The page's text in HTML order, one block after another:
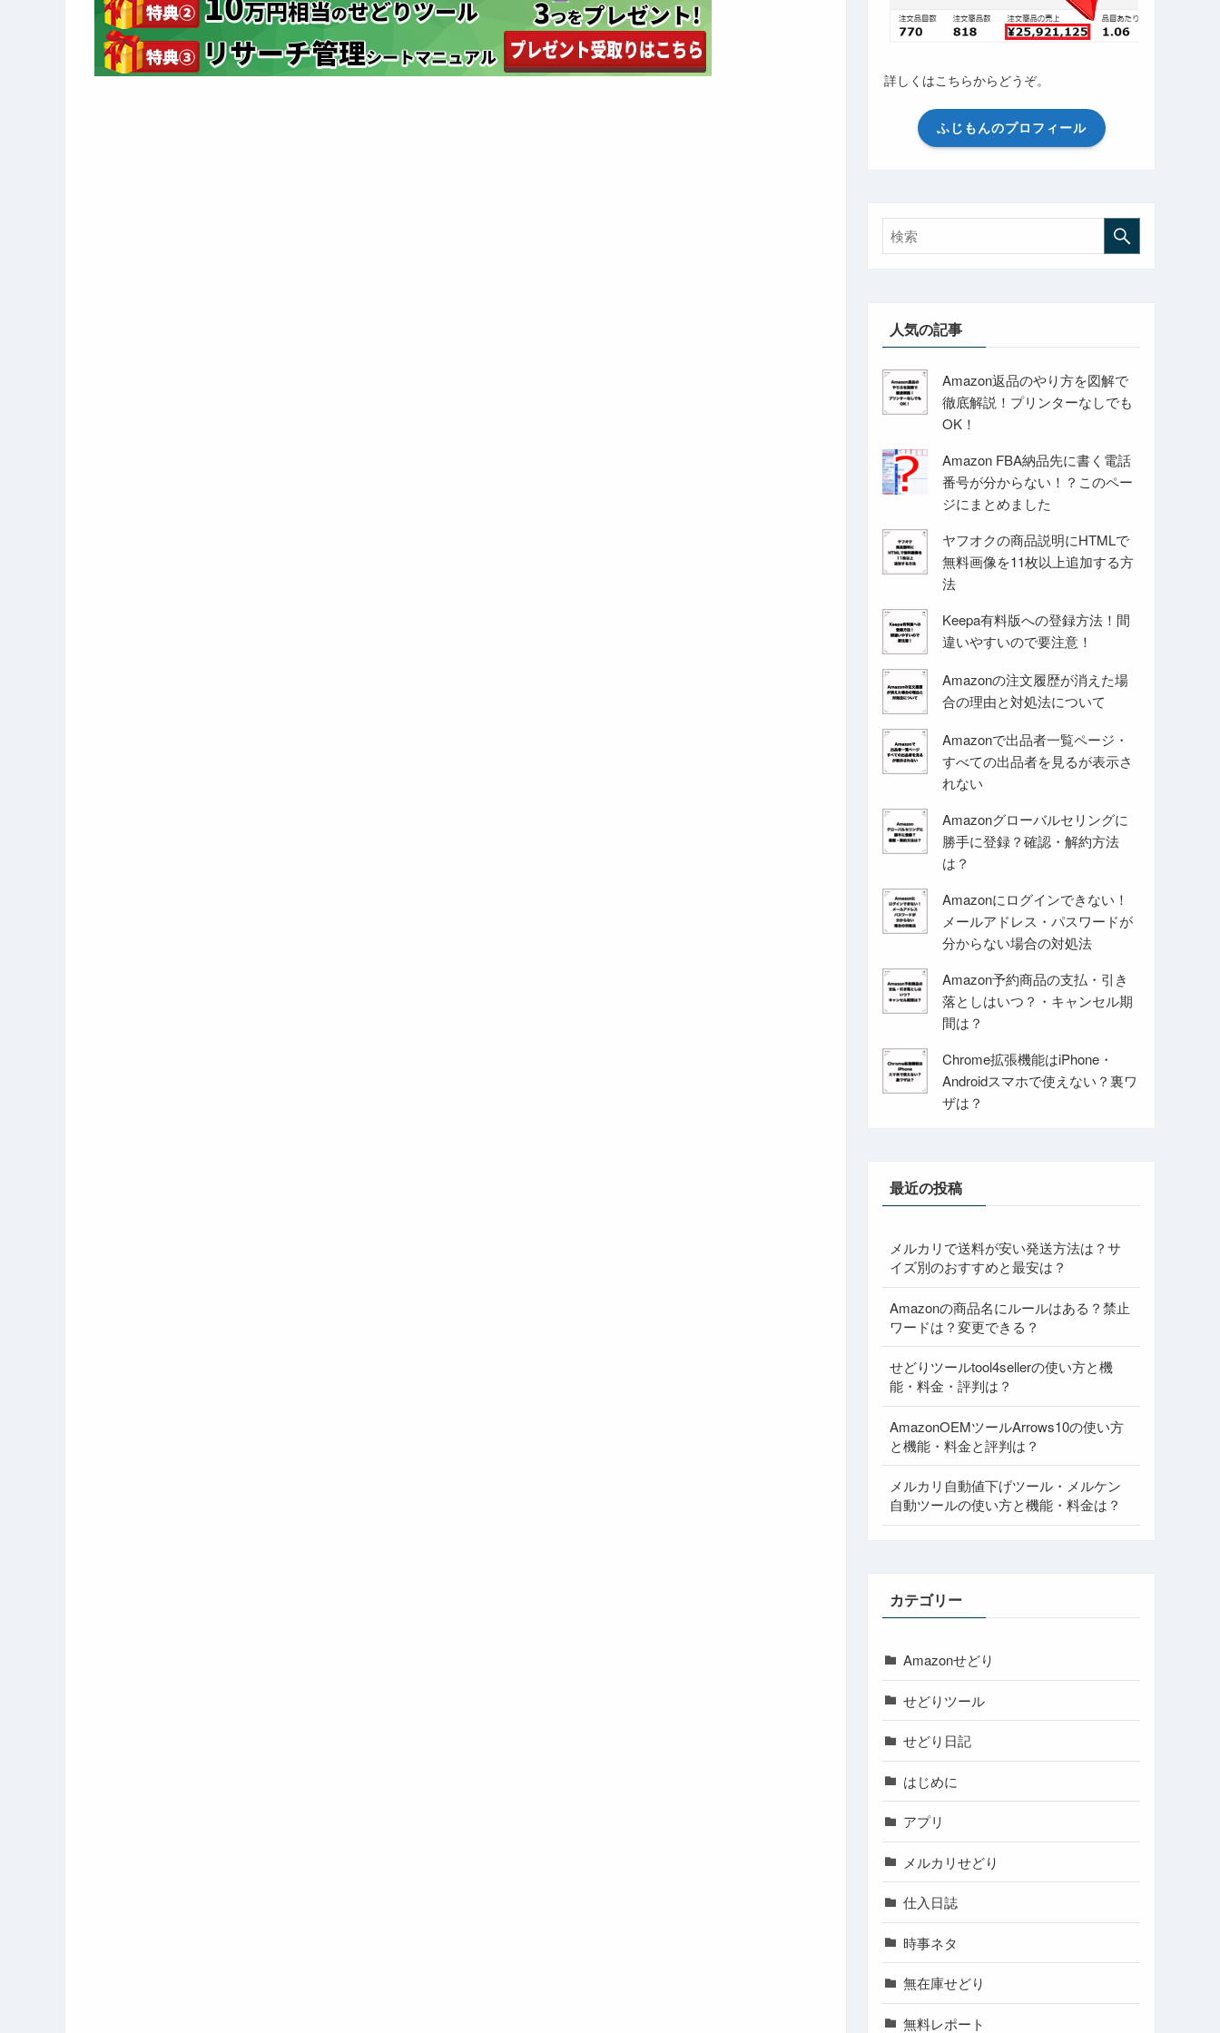
詳しくはこちらからどうぞ。
ふじもんのプロフィール
人気の記事
Amazon返品のやり方を図解で
徹底解説！プリンターなしでも
OK！
Amazon FBA納品先に書く電話
番号が分からない！？このペー
ジにまとめました
ヤフオクの商品説明にHTMLで
無料画像を11枚以上追加する方
法
Keepa有料版への登録方法！間
違いやすいので要注意！
Amazonの注文履歴が消えた場
合の理由と対処法について
Amazonで出品者一覧ページ・
すべての出品者を見るが表示さ
れない
Amazonグローバルセリングに
勝手に登録？確認・解約方法
は？
Amazonにログインできない！
メールアドレス・パスワードが
分からない場合の対処法
Amazon予約商品の支払・引き
落としはいつ？・キャンセル期
間は？
Chrome拡張機能はiPhone・
Androidスマホで使えない？裏ワ
ザは？
最近の投稿
メルカリで送料が安い発送方法は？サ
イズ別のおすすめと最安は？
Amazonの商品名にルールはある？禁止
ワードは？変更できる？
せどりツールtool4sellerの使い方と機
能・料金・評判は？
AmazonOEMツールArrows10の使い方
と機能・料金と評判は？
メルカリ自動値下げツール・メルケン
自動ツールの使い方と機能・料金は？
カテゴリー
Amazonせどり
せどりツール
せどり日記
はじめに
アプリ
メルカリせどり
仕入日誌
時事ネタ
無在庫せどり
無料レポート